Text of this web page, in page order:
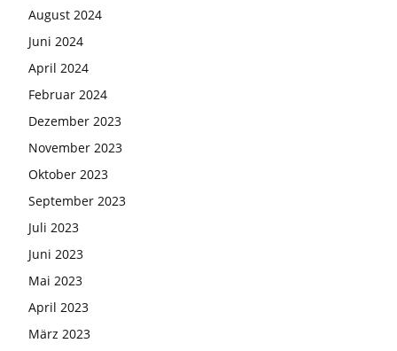
August 2024
Juni 2024
April 2024
Februar 2024
Dezember 2023
November 2023
Oktober 2023
September 2023
Juli 2023
Juni 2023
Mai 2023
April 2023
März 2023